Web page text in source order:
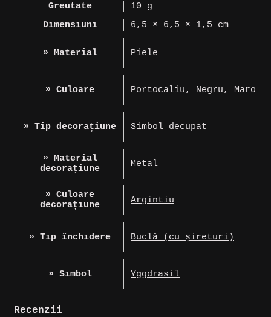
Greutate
10 g
Dimensiuni
6,5 × 6,5 × 1,5 cm
» Material Piele
» Culoare Portocaliu, Negru, Maro
» Tip decorațiune Simbol decupat
» Material
decorațiune
Metal
» Culoare
decorațiune
Argintiu
» Tip închidere Buclă (cu șireturi)
» Simbol Yggdrasil
Recenzii